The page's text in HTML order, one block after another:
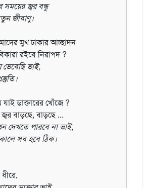
জ্বর বন্ধু
জীবাণু।
মুখ ঢাকার আচ্ছাদন
রইবে নিরাপদ ?
ভাই,
ডাক্তারের খোঁজে ?
বাড়ছে, বাড়ছে ...
দেখতে পারবে না ভাই,
সব হবে ঠিক।